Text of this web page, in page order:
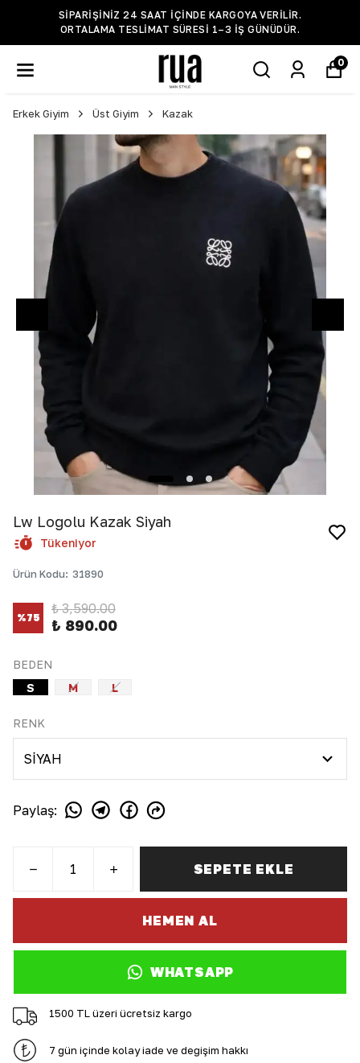
SIPARIŞINIZ 24 SAAT IÇINDE KARGOYA VERILIR.
ORTALAMA TESLIMAT SÜRESI 1–3 IŞ GÜNÜDÜR.
0
Erkek Giyim Üst Giyim Kazak
Lw Logolu Kazak Siyah
Tükeniyor
Ürün Kodu: 31890
%75
₺ 3,590.00
₺ 890.00
BEDEN
S
M L
RENK
Paylaş:
SEPETE EKLE
HEMEN AL
WHATSAPP
1500 TL üzeri ücretsiz kargo
7 gün içinde kolay iade ve değişim hakkı